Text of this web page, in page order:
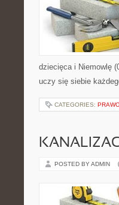
dziecięca i Niemowlę
uczy się siebie
CATEGORIES:
POSTED BY ADMIN